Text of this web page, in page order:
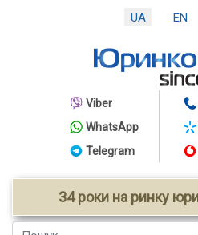
UA EN
Viber
WhatsApp
Telegram
34 роки на ринку
Пошук